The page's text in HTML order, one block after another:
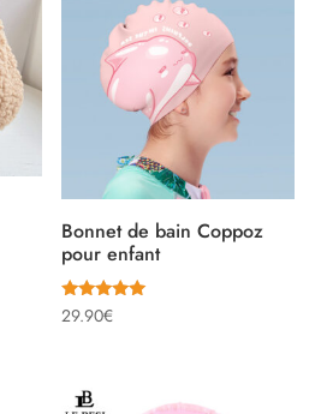
Bonnet de bain Coppoz
pour enfant
Note
5.00
29.90€